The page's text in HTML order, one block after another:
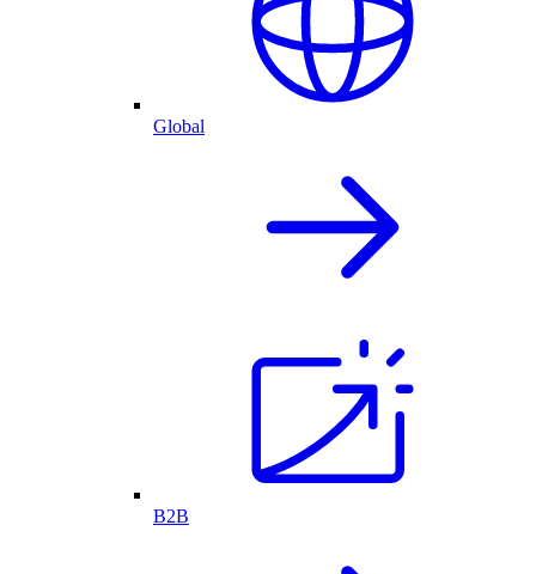
Global
B2B